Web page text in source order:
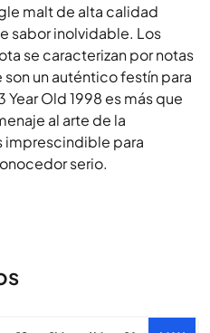
malt de alta calidad
sabor inolvidable. Los
se caracterizan por notas
un auténtico festín para
Old 1998 es más que
al arte de la
imprescindible para
serio.